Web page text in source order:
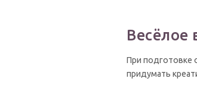
При подготовке
придумать